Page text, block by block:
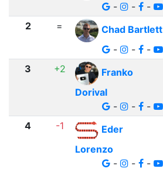
-
- -
2 =
Chad Bartlett
-
- -
3 +2
Franko
Dorival
-
- -
4 -1
Eder
Lorenzo
-
- -